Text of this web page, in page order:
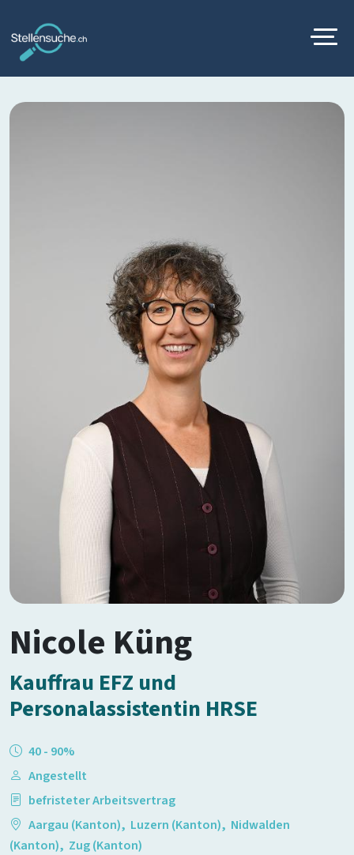
Nicole Küng
Kauffrau EFZ und
Personalassistentin HRSE
40 - 90%
Angestellt
befristeter Arbeitsvertrag
Aargau (Kanton), Luzern (Kanton), Nidwalden
(Kanton), Zug (Kanton)